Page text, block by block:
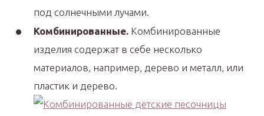
под солнечными лучами.
Комбинированные. Комбинированные
изделия содержат в себе несколько
материалов, например, дерево и металл, или
пластик и дерево.